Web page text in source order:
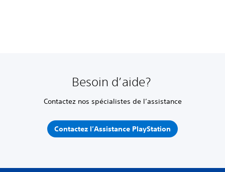
Besoin d’aide?
Contactez nos spécialistes de l’assistance
Contactez l’Assistance PlayStation